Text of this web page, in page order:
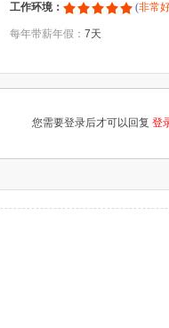
工作环境： (非常
每年带薪年假： 7天
您需要登录后才可以回复 登